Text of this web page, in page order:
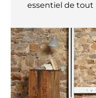
essentiel de